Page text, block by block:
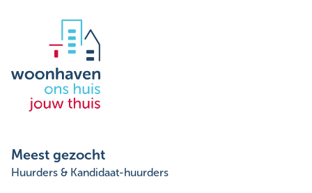
Meest gezocht
Huurders & Kandidaat-huurders